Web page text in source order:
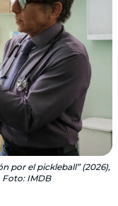
por el pickleball” (2026),
Foto: IMDB